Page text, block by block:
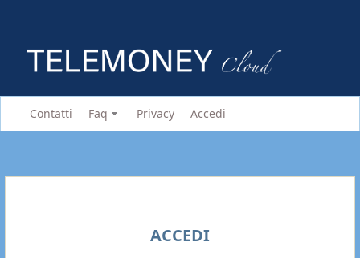
Contatti Faq Privacy Accedi
ACCEDI